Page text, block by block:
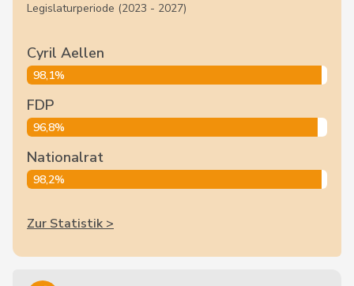
Legislaturperiode (2023 - 2027)
Cyril Aellen
98,1%
FDP
96,8%
Nationalrat
98,2%
Zur Statistik >